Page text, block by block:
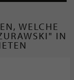
WELCHE
IN